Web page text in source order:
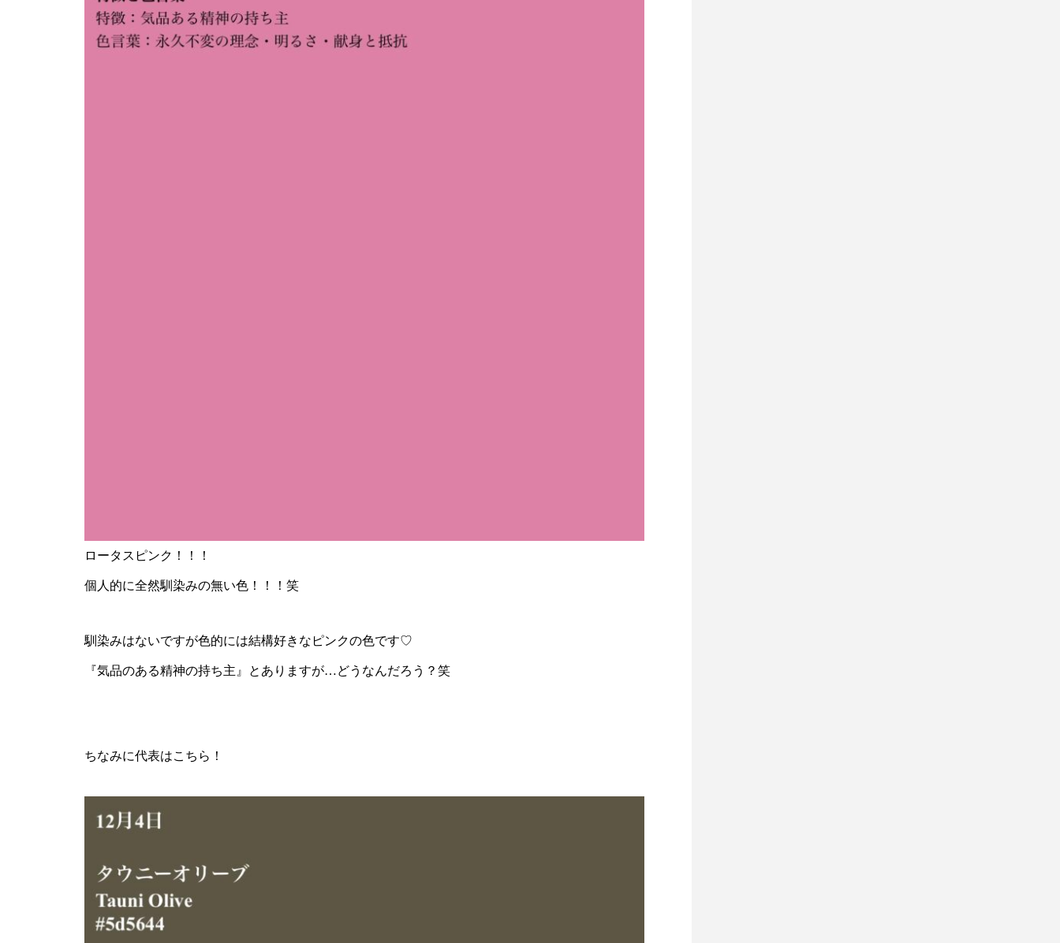
ロータスピンク！！！
個人的に全然馴染みの無い色！！！笑
馴染みはないですが色的には結構好きなピンクの色です♡
『気品のある精神の持ち主』とありますが…どうなんだろう？笑
ちなみに代表はこちら！